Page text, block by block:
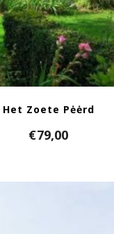
Het Zoete Pėėrd
€79,00